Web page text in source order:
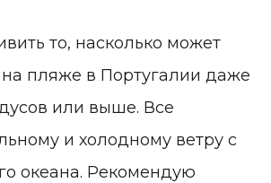
то, насколько может
пляже в Португалии даже
или выше. Все
и холодному ветру с
океана. Рекомендую